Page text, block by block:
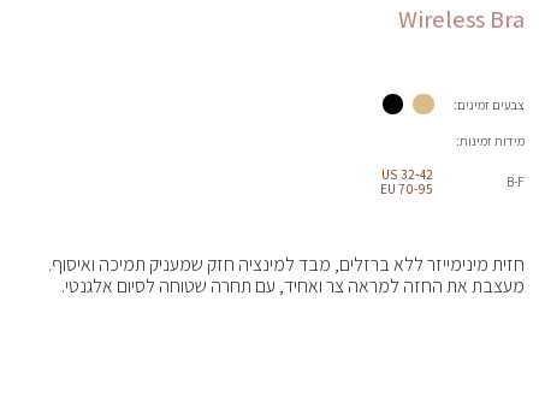
Wireless Bra
צבעים זמינים:
מידות זמינות:
B-F
32-42 US
70-95 EU
חזית מינימייזר ללא ברזלים, מבד למינציה חזק שמעניק תמיכה ואיסוף.
מעצבת את החזה למראה צר ואחיד, עם תחרה שטוחה לסיום אלגנטי.